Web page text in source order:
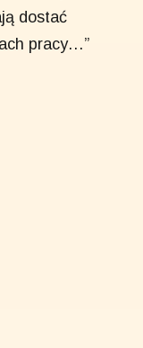
dostać
pracy…”